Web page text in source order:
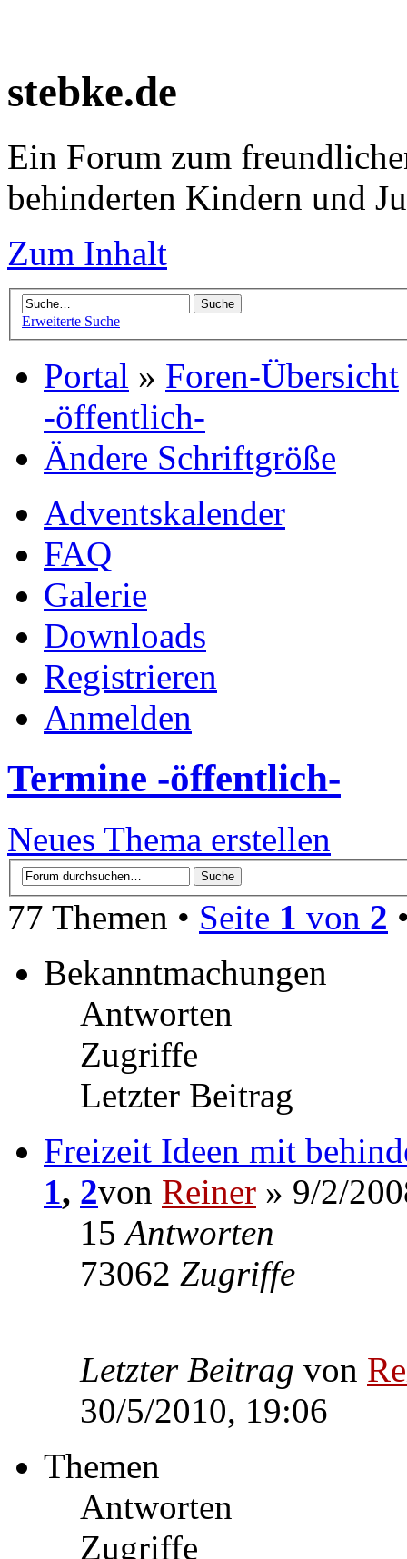
stebke.de
Ein Forum zum
behinderten Kindern und
Zum Inhalt
Erweiterte Suche
Portal » Foren-Übersicht
-öffentlich-
Ändere Schriftgröße
Adventskalender
FAQ
Galerie
Downloads
Registrieren
Anmelden
Termine -öffentlich-
Neues Thema erstellen
77 Themen • Seite 1 von 2
Bekanntmachungen
Antworten
Zugriffe
Letzter Beitrag
Freizeit Ideen mit
1, 2von Reiner » 9/2/
15Antworten
73062 Zugriffe
Letzter Beitrag von
30/5/2010, 19:06
Themen
Antworten
Zugriffe